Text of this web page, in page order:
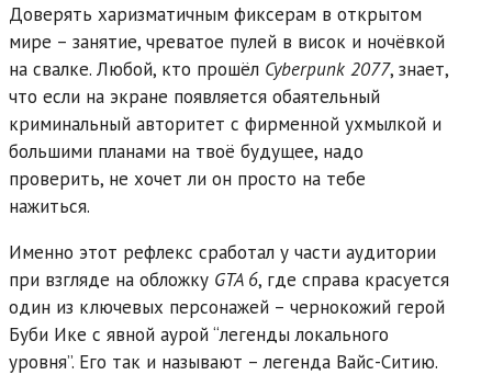
Доверять харизматичным фиксерам в открытом
мире – занятие, чреватое пулей в висок и ночёвкой
на свалке. Любой, кто прошёл Cyberpunk 2077, знает,
что если на экране появляется обаятельный
криминальный авторитет с фирменной ухмылкой и
большими планами на твоё будущее, надо
проверить, не хочет ли он просто на тебе
нажиться.
Именно этот рефлекс сработал у части аудитории
при взгляде на обложку GTA 6, где справа красуется
один из ключевых персонажей – чернокожий герой
Буби Ике с явной аурой “легенды локального
уровня”. Его так и называют – легенда Вайс-Ситию.